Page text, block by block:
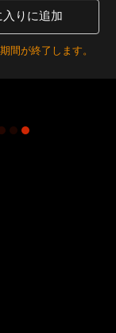
入りに追加
間が終了します。